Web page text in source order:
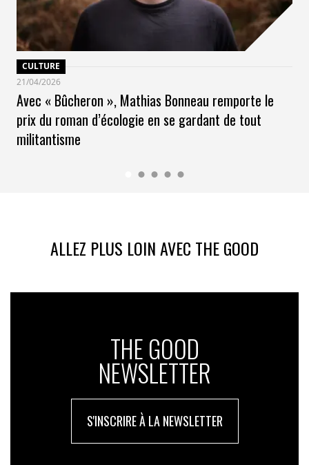
CULTURE
21/04/2026
Avec « Bûcheron », Mathias Bonneau remporte le
prix du roman d’écologie en se gardant de tout
militantisme
ALLEZ PLUS LOIN AVEC THE GOOD
THE GOOD
NEWSLETTER
S'INSCRIRE À LA NEWSLETTER